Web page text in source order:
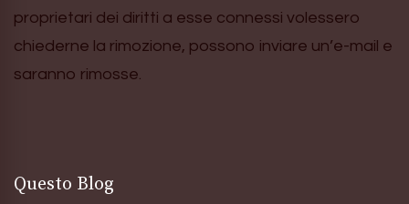
proprietari dei diritti a esse connessi volessero
chiederne la rimozione, possono inviare un’e-mail e
saranno rimosse.
Questo Blog